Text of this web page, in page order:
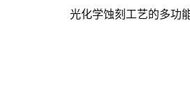
光化学蚀刻工艺的多功